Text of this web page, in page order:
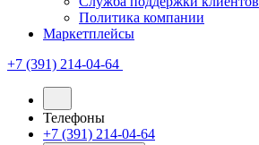
Политика компании
Маркетплейсы
+7 (391) 214-04-64
Телефоны
+7 (391) 214-04-64